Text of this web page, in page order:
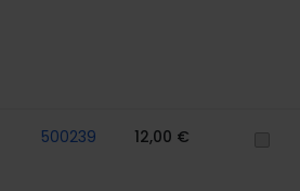
500239 12,00 €